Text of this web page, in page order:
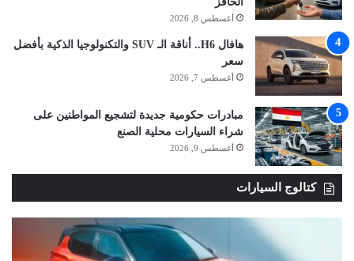
أغسطس 8, 2026
هافال H6.. أناقة الـ SUV والتكنولوجيا الذكية بأفضل
سعر
أغسطس 7, 2026
مبادرات حكومية جديدة لتشجيع المواطنين على
شراء السيارات محلية الصنع
أغسطس 9, 2026
كتالوج السيارات